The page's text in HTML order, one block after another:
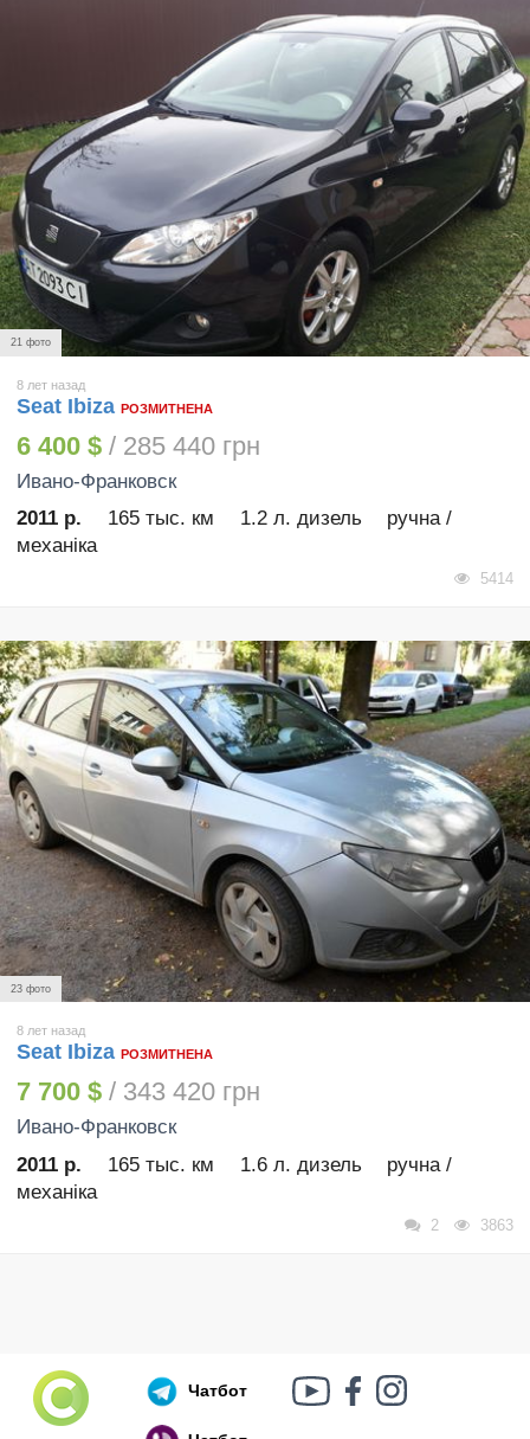
21 фото
8 лет назад
Seat Ibiza РОЗМИТНЕНА
6 400 $ / 285 440 грн
Ивано-Франковск
2011 р.
165 тыс. км 1.2 л. дизель
ручна /
механіка
5414
23 фото
8 лет назад
Seat Ibiza РОЗМИТНЕНА
7 700 $ / 343 420 грн
Ивано-Франковск
2011 р.
165 тыс. км 1.6 л. дизель
ручна /
механіка
2 3863
Чатбот